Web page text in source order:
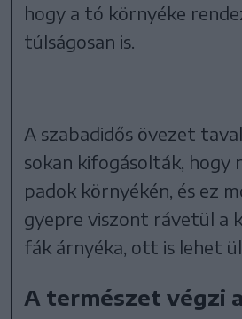
hogy a tó környéke
túlságosan is.
A szabadidős övezet
sokan kifogásolták, hogy
padok környékén, és ez
gyepre viszont rávetül a
fák árnyéka, ott is lehet
A természet végzi